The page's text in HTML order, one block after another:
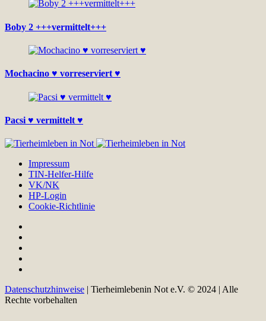
Boby 2 +++vermittelt+++
Mochacino ♥ vorreserviert ♥
Pacsi ♥ vermittelt ♥
Impressum
TIN-Helfer-Hilfe
VK/NK
HP-Login
Cookie-Richtlinie
Datenschutzhinweise | Tierheimlebenin Not e.V. © 2024 | Alle
Rechte vorbehalten